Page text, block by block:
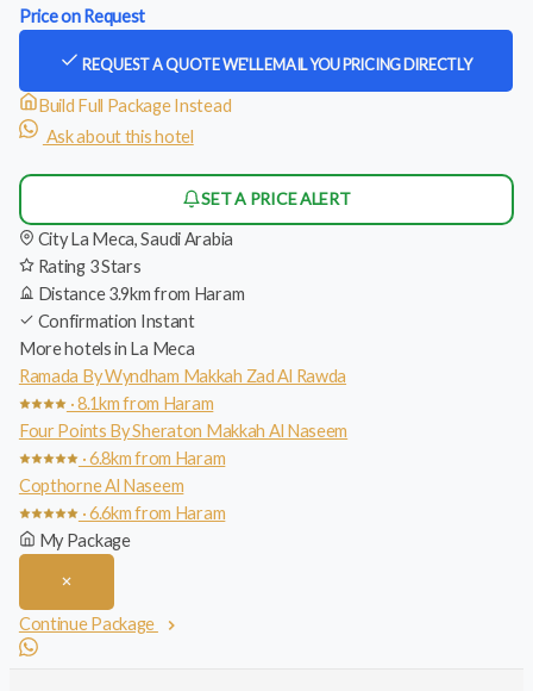
Price on Request
REQUEST A QUOTEWE'LL EMAIL YOU PRICING DIRECTLY
Build Full Package Instead
Ask about this hotel
SET A PRICE ALERT
CityLa Meca, Saudi Arabia
Rating 3 Stars
Distance3.9km from Haram
Confirmation Instant
More hotels in La Meca
Ramada By Wyndham Makkah Zad Al Rawda
· 8.1km from Haram
Four Points By Sheraton Makkah Al Naseem
· 6.8km from Haram
Copthorne Al Naseem
· 6.6km from Haram
My Package
Continue Package